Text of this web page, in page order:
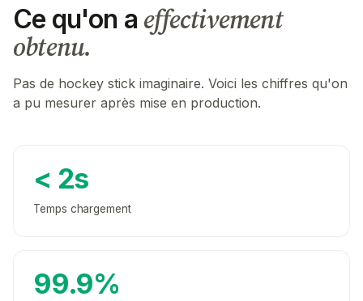
Ce qu'on a effectivement
obtenu.
Pas de hockey stick imaginaire. Voici les chiffres qu'on
a pu mesurer après mise en production.
< 2s
Temps chargement
99.9%